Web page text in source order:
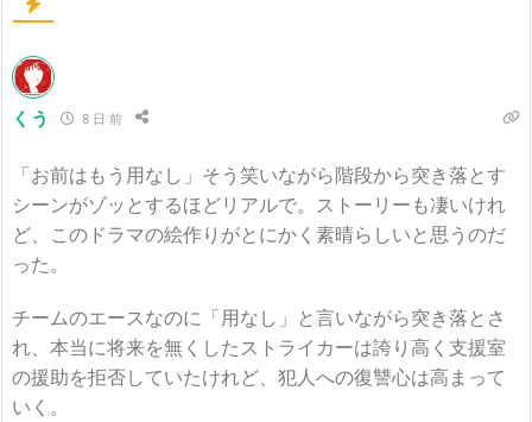
くう 8 日 前
「お前はもう用なし」そう笑いながら階段から突き落とす
シーンがゾッとするほどリアルで。ストーリーも凄いけれ
ど、このドラマの絵作りがとにかく素晴らしいと思うのだ
った。
チームのエースなのに「用なし」と言いながら突き落とさ
れ、本当に将来を無くしたストライカーは誇り高く支援室
の援助を拒否していたけれど、犯人への復讐心は高まって
いく。